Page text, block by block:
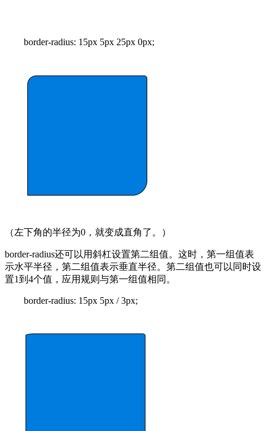
border-radius: 15px 5px 25px 0px;
（左下角的半径为0，就变成直角了。）
border-radius还可以用斜杠设置第二组值。这时，第一组值表
示水平半径，第二组值表示垂直半径。第二组值也可以同时设
置1到4个值，应用规则与第一组值相同。
border-radius: 15px 5px / 3px;